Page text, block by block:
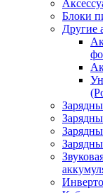
Блоки
Другие